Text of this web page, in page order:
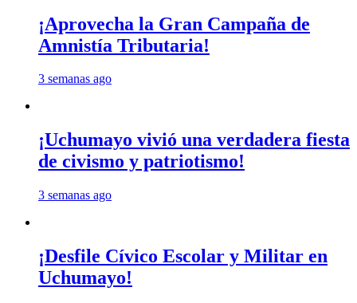
¡Aprovecha la Gran Campaña de
Amnistía Tributaria!
3 semanas ago
¡Uchumayo vivió una verdadera fiesta
de civismo y patriotismo!
3 semanas ago
¡Desfile Cívico Escolar y Militar en
Uchumayo!